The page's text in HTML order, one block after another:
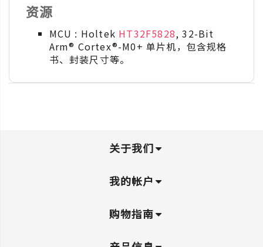
资源
MCU : Holtek HT32F5828, 32-Bit
Arm® Cortex®-M0+ 单片机，包含规格
书、封装尺寸等。
关于我们
我的帐户
购物指南